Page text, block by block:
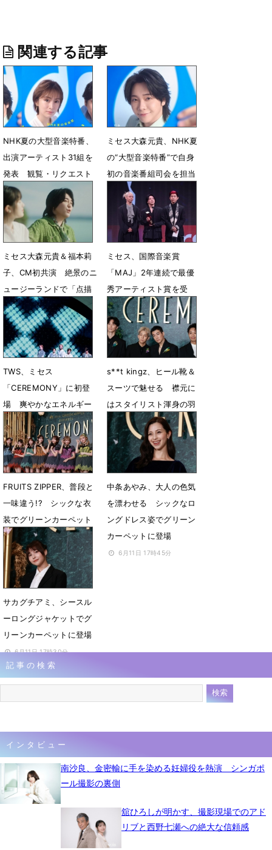
関連する記事
NHK夏の大型音楽特番、
出演アーティスト31組を
発表 観覧・リクエスト
メッセージ募集開始
7月3日 22時00分
ミセス大森元貴、NHK夏
の“大型音楽特番”で自身
初の音楽番組司会を担当
「お声がけいただき大変
光栄」
6月30日 13時23分
ミセス大森元貴＆福本莉
子、CM初共演 絶景のニ
ュージーランドで「点描
の唄」Aco ver.披露
6月22日 06時00分
ミセス、国際音楽賞
「MAJ」2年連続で最優
秀アーティスト賞を受
賞 大森元貴「報われて
よかった」
6月14日 07時00分
TWS、ミセス
「CEREMONY」に初登
場 爽やかなエネルギー
で会場を魅了
6月12日 13時02分
s**t kingz、ヒール靴＆
スーツで魅せる 襟元に
はスタイリスト渾身の羽
飾り
6月11日 23時18分
FRUITS ZIPPER、普段と
一味違う!? シックな衣
装でグリーンカーペット
に登場
6月11日 22時31分
中条あやみ、大人の色気
を漂わせる シックなロ
ングドレス姿でグリーン
カーペットに登場
6月11日 17時45分
サカグチアミ、シースル
ーロングジャケットでグ
リーンカーペットに登場
6月11日 17時30分
記事の検索
インタビュー
南沙良、金密輸に手を染める妊婦役を熱演 シンガポ
ール撮影の裏側
舘ひろしが明かす、撮影現場でのアド
リブと西野七瀬への絶大な信頼感